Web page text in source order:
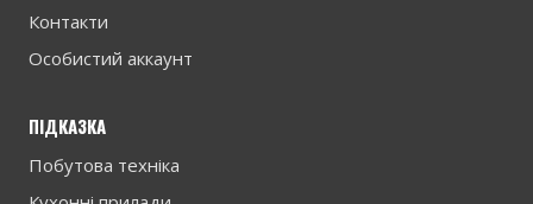
Контакти
Особистий аккаунт
ПІДКАЗКА
Побутова техніка